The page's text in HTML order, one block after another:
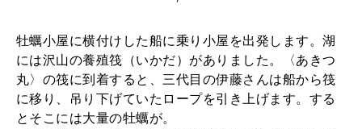
牡蠣小屋に横付けした船に乗り小屋を出発します。湖
には沢山の養殖筏（いかだ）がありました。〈あきつ
丸〉の筏に到着すると、三代目の伊藤さんは船から筏
に移り、吊り下げていたロープを引き上げます。する
とそこには大量の牡蠣が。